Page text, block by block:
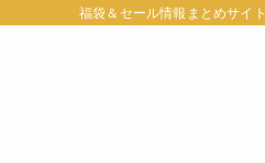
福袋＆セール情報まとめサイト